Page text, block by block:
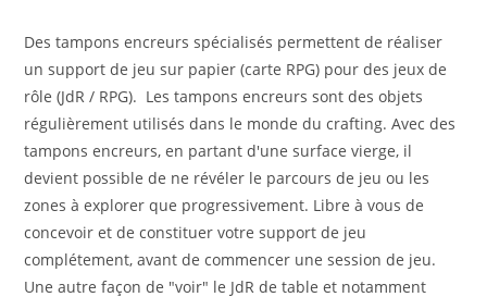
Des tampons encreurs spécialisés permettent de réaliser
un support de jeu sur papier (carte RPG) pour des jeux de
rôle (JdR / RPG). Les tampons encreurs sont des objets
régulièrement utilisés dans le monde du crafting. Avec des
tampons encreurs, en partant d'une surface vierge, il
devient possible de ne révéler le parcours de jeu ou les
zones à explorer que progressivement. Libre à vous de
concevoir et de constituer votre support de jeu
complétement, avant de commencer une session de jeu.
Une autre façon de "voir" le JdR de table et notamment